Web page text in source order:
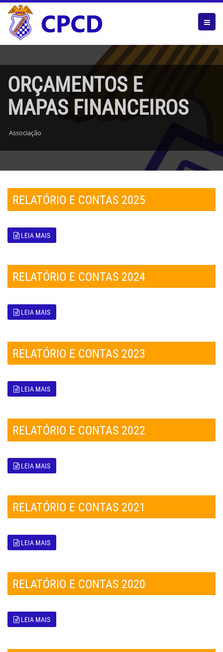
ORÇAMENTOS E
MAPAS FINANCEIROS
Associação
RELATÓRIO E CONTAS 2025
LEIA MAIS
RELATÓRIO E CONTAS 2024
LEIA MAIS
RELATÓRIO E CONTAS 2023
LEIA MAIS
RELATÓRIO E CONTAS 2022
LEIA MAIS
RELATÓRIO E CONTAS 2021
LEIA MAIS
RELATÓRIO E CONTAS 2020
LEIA MAIS